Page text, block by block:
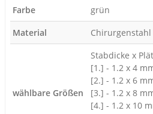
Farbe
grün
Material
Chirurgenstahl
wählbare Größen
Stabdicke x
[1.] - 1.2 x 4
[2.] - 1.2 x 6
[3.] - 1.2 x 8
[4.] - 1.2 x 10